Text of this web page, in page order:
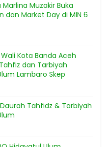
Muzakir Buka
dan Market Day di MIN 6
Kota Banda Aceh
dan Tarbiyah
Lambaro Skep
Tahfidz & Tarbiyah